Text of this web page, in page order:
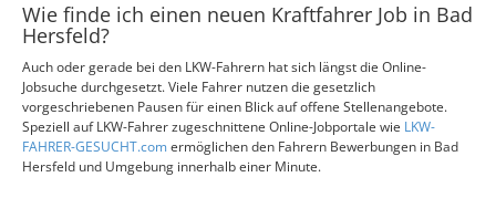
Wie finde ich einen neuen Kraftfahrer Job in Bad
Hersfeld?
Auch oder gerade bei den LKW-Fahrern hat sich längst die Online-
Jobsuche durchgesetzt. Viele Fahrer nutzen die gesetzlich
vorgeschriebenen Pausen für einen Blick auf offene Stellenangebote.
Speziell auf LKW-Fahrer zugeschnittene Online-Jobportale wie LKW-
FAHRER-GESUCHT.comermöglichen den Fahrern Bewerbungen in Bad
Hersfeld und Umgebung innerhalb einer Minute.